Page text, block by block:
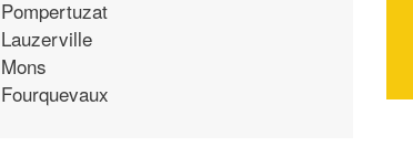
Pompertuzat
Lauzerville
Mons
Fourquevaux